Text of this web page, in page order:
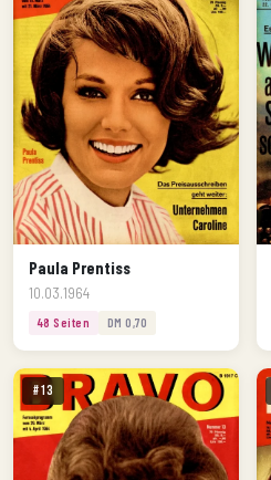
Paula Prentiss
10.03.1964
48 Seiten DM 0,70
#13